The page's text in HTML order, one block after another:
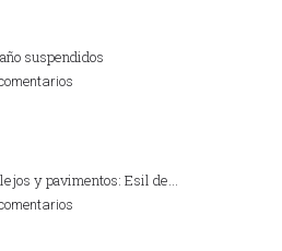
suspendidos
y pavimentos: Esil de…